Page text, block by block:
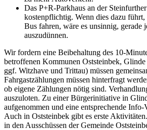
Das P+R-Parkhaus an der
kostenpflichtig. Wenn dies dazu führt,
Bus fahren, wäre es unsinnig, gerade
auszudünnen.
Wir fordern eine Beibehaltung des 10-
betroffenen Kommunen Oststeinbek,
ggf. Witzhave und Trittau) müssen
Fahrgastzählungen müssen hinterfragt
ob eigene Zählungen nötig sind.
auszuloten. Zu einer Bürgerinitiative in
aufgenommen und eine entsprechende Info-
Auch in Oststeinbek gibt es erste
in den Ausschüssen der Gemeinde